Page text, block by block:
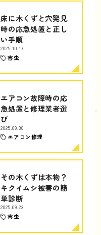
床に木くずと穴発見
時の応急処置と正し
い手順
2025.10.17
害虫
エアコン故障時の応
急処置と修理業者選
び
2025.09.30
エアコン修理
その木くずは本物？
キクイムシ被害の簡
単診断
2025.09.23
害虫